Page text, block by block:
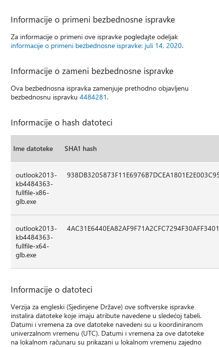
Informacije o primeni bezbednosne ispravke
Za informacije o primeni ove ispravke pogledajte odeljak
informacije o primeni bezbednosne ispravke: juli 14, 2020.
Informacije o zameni bezbednosne ispravke
Ova bezbednosna ispravka zamenjuje prethodno objavljenu
bezbednosnu ispravku4484281 .
Informacije o hash datoteci
Ime datoteke SHA1 hash
outlook2013-
kb4484363-
fullfile-x86-
glb.exe
outlook2013-
kb4484363-
fullfile-x64-
glb.exe
Informacije o datoteci
Verzija za engleski (Sjedinjene Države) ove softverske ispravke
instalira datoteke koje imaju atribute navedene u sledećoj tabeli.
Datumi i vremena za ove datoteke navedeni su u koordiniranom
univerzalnom vremenu (UTC). Datumi i vremena za ove datoteke
na lokalnom računaru su prikazani u lokalnom vremenu zajedno